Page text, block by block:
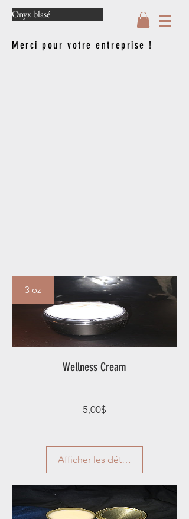
Merci pour votre entreprise !
Onyx blasé
3 oz
Wellness Cream
5,00$
Afficher les détails